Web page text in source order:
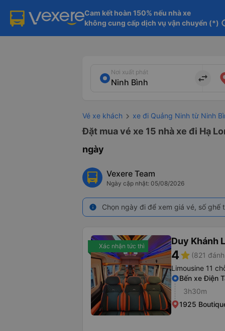
Cam kết hoàn 150% nếu nhà xe
không cung cấp dịch vụ vận chuyển (*)
Nơi xuất phát
import_export
Vé xe khách xe đi Quảng Ninh từ Ninh
Đặt mua vé xe 15 nhà xe đi Hạ
ngày
Vexere Team
Ngày cập nhật: 05/08/2026
info Chọn ngày đi để xem giá vé, số
Xác nhận tức thì Duy Khánh
4star (821
Limousine 11
Bến xe Điện
3h30m
1925